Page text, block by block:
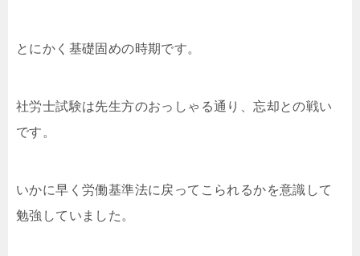
とにかく基礎固めの時期です。
社労士試験は先生方のおっしゃる通り、忘却との戦い
です。
いかに早く労働基準法に戻ってこられるかを意識して
勉強していました。